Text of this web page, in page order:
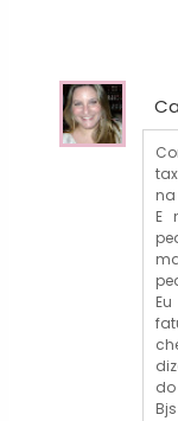
na
E
do
Bjs